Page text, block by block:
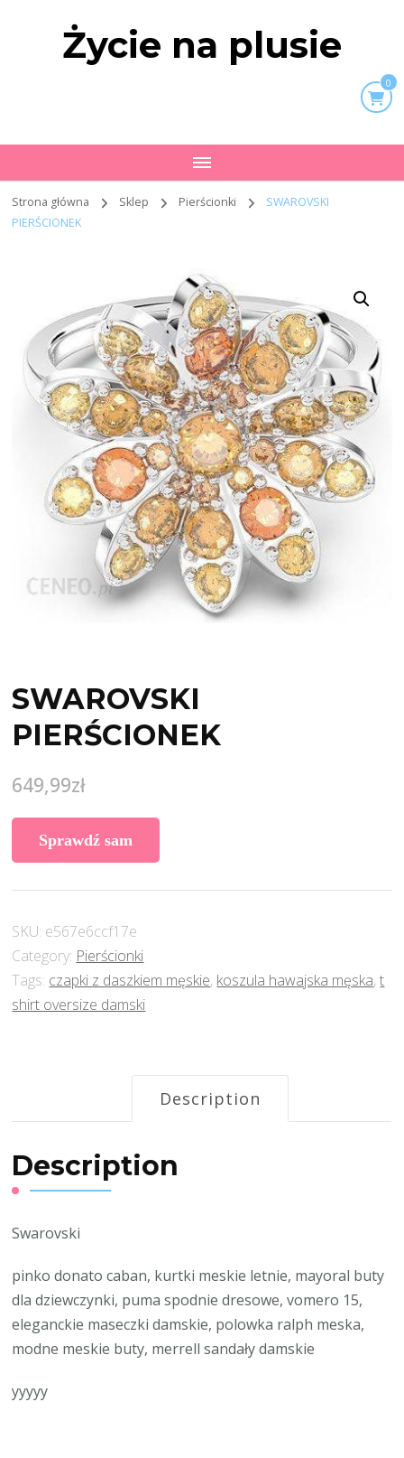
Życie na plusie
0
Strona główna Sklep Pierścionki
SWAROVSKI
PIERŚCIONEK
SWAROVSKI
PIERŚCIONEK
649,99zł
Sprawdź sam
SKU: e567e6ccf17e
Category: Pierścionki
Tags: czapki z daszkiem męskie, koszula hawajska męska,t
shirt oversize damski
Description
Description
Swarovski
pinko donato caban, kurtki meskie letnie, mayoral buty
dla dziewczynki, puma spodnie dresowe, vomero 15,
eleganckie maseczki damskie, polowka ralph meska,
modne meskie buty, merrell sandały damskie
yyyyy